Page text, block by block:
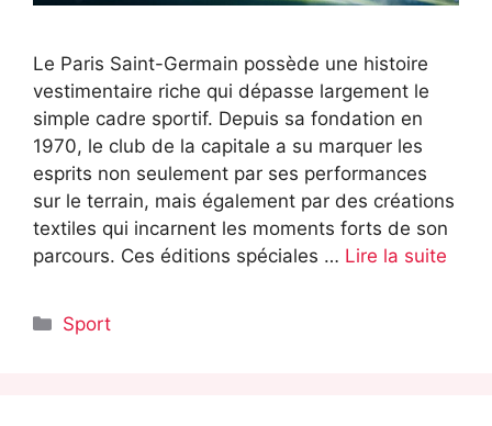
Le Paris Saint-Germain possède une histoire
vestimentaire riche qui dépasse largement le
simple cadre sportif. Depuis sa fondation en
1970, le club de la capitale a su marquer les
esprits non seulement par ses performances
sur le terrain, mais également par des créations
textiles qui incarnent les moments forts de son
parcours. Ces éditions spéciales … Lire la suite
Catégories
Sport